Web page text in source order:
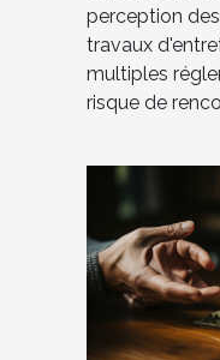
perception
travaux
multiples
risque de